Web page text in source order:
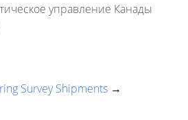
управление Канады
Survey Shipments →